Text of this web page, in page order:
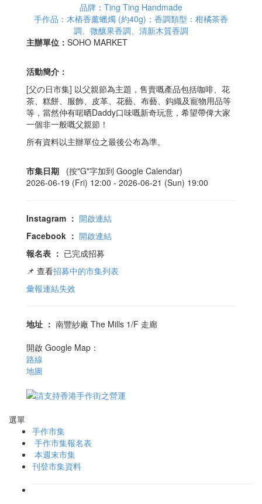
品牌：Ting Ting Handmade
手作品：木樁香薰蠟燭 (約40g)；香調類型：柑橘茶香
調、微釀果香調、清新木質香調
主辦單位： SOHO MARKET
活動簡介：
[父の日市集] 以父親節為主題，售賣嘅產品包括咖啡、花
茶、糕餅、服飾、皮革、花藝、布藝、鈎織及寵物用品等
等，當然仲有啱晒Daddy口味嘅新奇玩意，希望帶俾大家
一個非一般嘅父親節！
所有資料以主辦單位之最後公布為準。
市集日期
(按"G"字加到 Google Calendar)
2026-06-19 (Fri) 12:00 - 2026-06-21 (Sun) 19:00
Instagram ： 開啟連結
Facebook ： 開啟連結
報名表 ： 已完成招募
📌 查看招募中的市集列表
彙報連結失效
地址 ： 南豐紗廠 The Mills 1/F 走廊
開啟 Google Map：
路線
地圖
選單
手作市集
手作市集報名表
本週末市集
刊登市集資料